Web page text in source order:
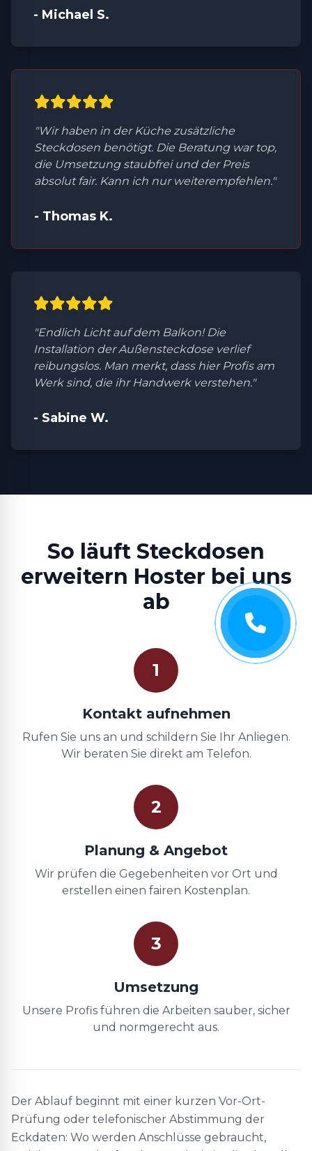
- Michael S.
"Wir haben in der Küche zusätzliche
Steckdosen benötigt. Die Beratung war top,
die Umsetzung staubfrei und der Preis
absolut fair. Kann ich nur weiterempfehlen."
- Thomas K.
"Endlich Licht auf dem Balkon! Die
Installation der Außensteckdose verlief
reibungslos. Man merkt, dass hier Profis am
Werk sind, die ihr Handwerk verstehen."
- Sabine W.
So läuft Steckdosen
erweitern Hoster bei uns
ab
1
Kontakt aufnehmen
Rufen Sie uns an und schildern Sie Ihr Anliegen.
Wir beraten Sie direkt am Telefon.
2
Planung & Angebot
Wir prüfen die Gegebenheiten vor Ort und
erstellen einen fairen Kostenplan.
3
Umsetzung
Unsere Profis führen die Arbeiten sauber, sicher
und normgerecht aus.
Der Ablauf beginnt mit einer kurzen Vor-Ort-
Prüfung oder telefonischer Abstimmung der
Eckdaten: Wo werden Anschlüsse gebraucht,